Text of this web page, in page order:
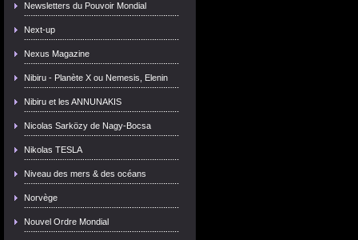
Newsletters du Pouvoir Mondial
Next-up
Nexus Magazine
Nibiru - Planète X ou Nemesis, Elenin
Nibiru et les ANNUNAKIS
Nicolas Sarközy de Nagy-Bocsa
Nikolas TESLA
Niveau des mers & des océans
Norvège
Nouvel Ordre Mondial